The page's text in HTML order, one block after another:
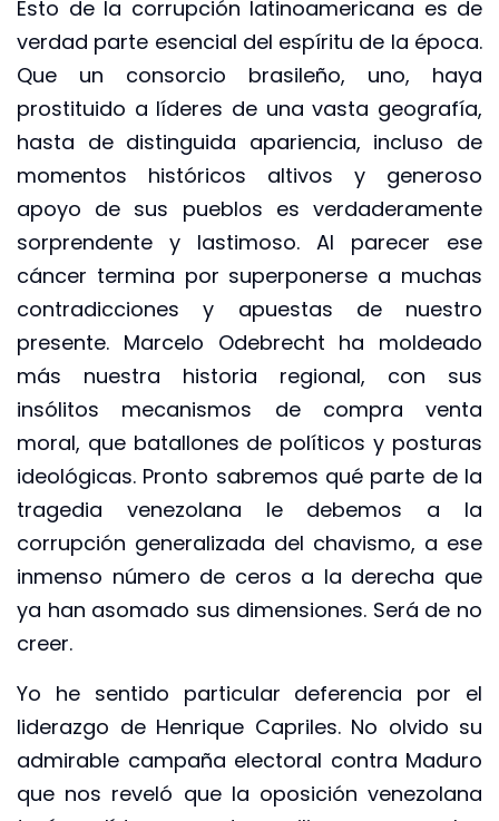
Esto de la corrupción latinoamericana es de
verdad parte esencial del espíritu de la época.
Que un consorcio brasileño, uno, haya
prostituido a líderes de una vasta geografía,
hasta de distinguida apariencia, incluso de
momentos históricos altivos y generoso
apoyo de sus pueblos es verdaderamente
sorprendente y lastimoso. Al parecer ese
cáncer termina por superponerse a muchas
contradicciones y apuestas de nuestro
presente. Marcelo Odebrecht ha moldeado
más nuestra historia regional, con sus
insólitos mecanismos de compra venta
moral, que batallones de políticos y posturas
ideológicas. Pronto sabremos qué parte de la
tragedia venezolana le debemos a la
corrupción generalizada del chavismo, a ese
inmenso número de ceros a la derecha que
ya han asomado sus dimensiones. Será de no
creer.
Yo he sentido particular deferencia por el
liderazgo de Henrique Capriles. No olvido su
admirable campaña electoral contra Maduro
que nos reveló que la oposición venezolana